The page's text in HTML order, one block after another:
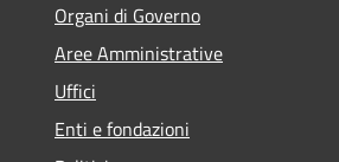
Organi di Governo
Aree Amministrative
Uffici
Enti e fondazioni